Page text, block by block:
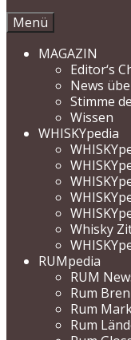
Menü
MAGAZIN
Editor‘s
News
Stimme
Wissen
WHISKYpedia
Whisky
RUMpedia
RUM
Rum
Rum
Rum